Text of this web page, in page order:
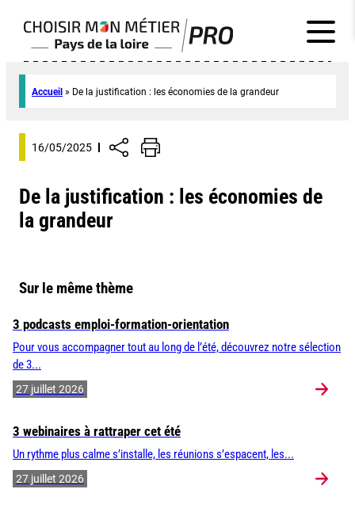
Accueil » De la justification : les économies de la grandeur
16/05/2025
De la justification : les économies de
la grandeur
Sur le même thème
3 podcasts emploi-formation-orientation
Pour vous accompagner tout au long de l’été, découvrez notre sélection
de 3...
27 juillet 2026
3 webinaires à rattraper cet été
Un rythme plus calme s’installe, les réunions s’espacent, les...
27 juillet 2026